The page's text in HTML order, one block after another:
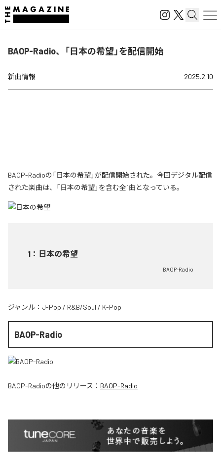
BAOP-Radio、「日本の希望」を配信開始
新曲情報 2025.2.10
BAOP-Radioの「日本の希望」が配信開始された。今回デジタル配信
された楽曲は、「日本の希望」を含む全1曲となっている。
1 ： 日本の希望
BAOP-Radio
ジャンル： J-Pop / R&B/Soul / K-Pop
BAOP-Radio
BAOP-Radioの他のリリース： BAOP-Radio